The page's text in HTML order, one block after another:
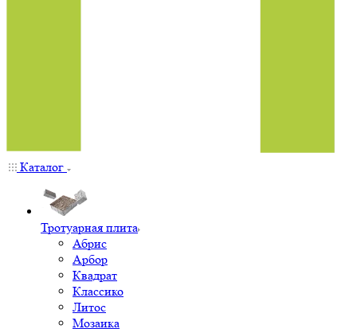
Каталог
Тротуарная плита
Абрис
Арбор
Квадрат
Классико
Литос
Мозаика